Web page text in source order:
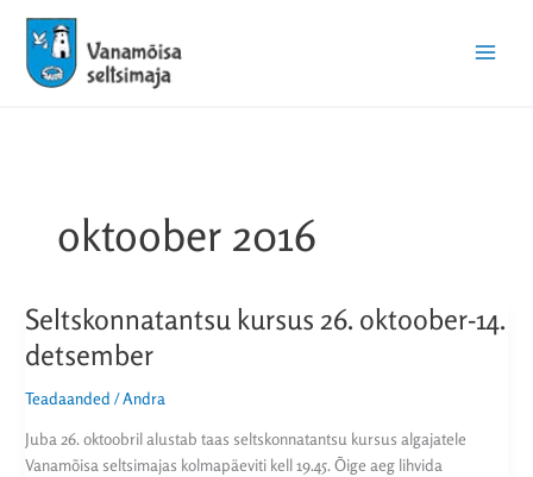
content
Menu
oktoober 2016
Seltskonnatantsu kursus 26. oktoober-14.
detsember
Teadaanded /Andra
Juba 26. oktoobril alustab taas seltskonnatantsu kursus algajatele
Vanamõisa seltsimajas kolmapäeviti kell 19.45. Õige aeg lihvida
Seltskonnatantsu
kursus
26.
oktoober-
detsember